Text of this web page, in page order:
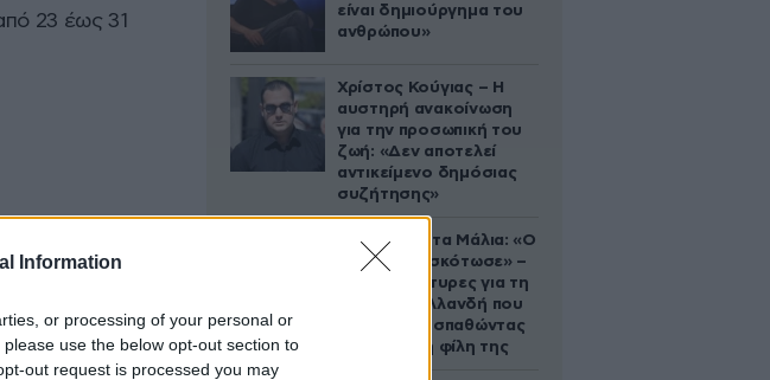
Information
or processing of your personal or
use the below opt-out section to
out request is processed you may
23 έως 31
είναι δημιούργημα του
ανθρώπου»
Χρίστος Κούγιας – Η
αυστηρή ανακοίνωση
για την προσωπική του
ζωή: «Δεν αποτελεί
αντικείμενο δημόσιας
συζήτησης»
Τραγωδία στα Μάλια: «Ο
πανικός τη σκότωσε» –
Τι λένε μάρτυρες για τη
42χρονη Ολλανδή που
πνίγηκε προσπαθώντας
να σώσει τη φίλη της